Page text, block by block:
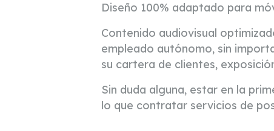
Diseño 100% adaptado para
Contenido audiovisual
empleado autónomo, sin
su cartera de clientes,
Sin duda alguna, estar en la
lo que contratar servicios de